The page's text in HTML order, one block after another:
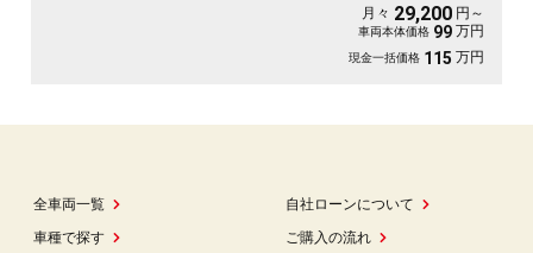
月々 29,200 円～
車両本体価格 99 万円
現金一括価格 115 万円
全車両一覧
車種で探す
自社ローンについて
ご購入の流れ